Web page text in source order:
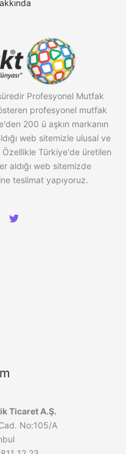
Profesyonel Mutfak
profesyonel mutfak
200 ü aşkın markanın
web sitemizle ulusal ve
Özellikle Türkiye'de üretilen
aldığı web sitemizde
teslimat yapıyoruz.
Ticaret A.Ş.
No:105/A